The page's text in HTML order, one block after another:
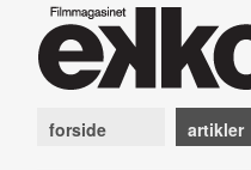
forside artikler